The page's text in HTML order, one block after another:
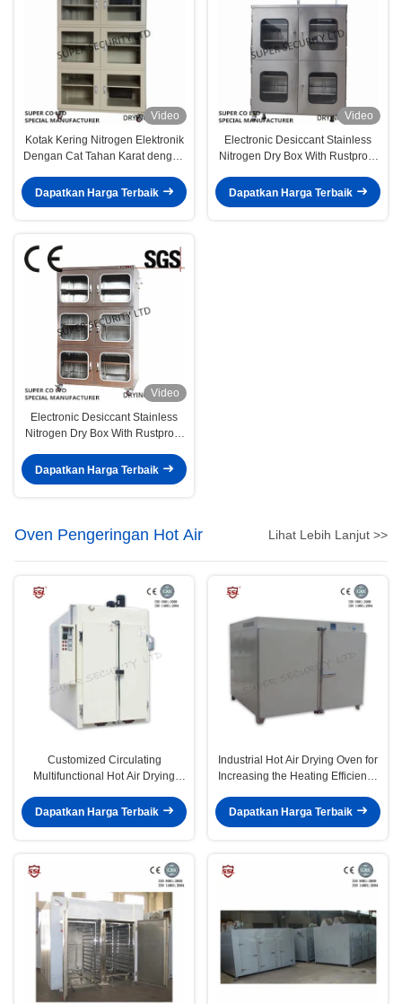
Video
Kotak Kering Nitrogen Elektronik
Dengan Cat Tahan Karat dengan
Malaysia
Dapatkan Harga Terbaik
Video
Electronic Desiccant Stainless
Nitrogen Dry Box With Rustproof
Glass
Dapatkan Harga Terbaik
Video
Electronic Desiccant Stainless
Nitrogen Dry Box With Rustproof
Glass
Dapatkan Harga Terbaik
Oven Pengeringan Hot Air Lihat Lebih Lanjut >>
Customized Circulating
Multifunctional Hot Air Drying
Temperature Control
Dapatkan Harga Terbaik
Industrial Hot Air Drying Oven for
Increasing the Heating Efficiency
Dapatkan Harga Terbaik